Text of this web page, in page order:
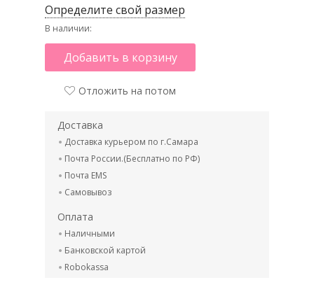
Определите свой размер
В наличии:
Добавить в корзину
Отложить на потом
Доставка
Доставка курьером по г.Самара
Почта России.(Бесплатно по РФ)
Почта EMS
Самовывоз
Оплата
Наличными
Банковской картой
Robokassa